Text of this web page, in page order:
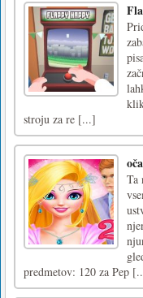
stroju za re [...]
Ta
predmetov: 120 za Pep